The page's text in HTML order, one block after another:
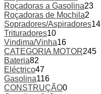
Roçadoras a Gasolina23
Roçadoras de Mochila2
Sopradores/Aspiradores14
Trituradores10
Vindima/Vinha16
CATEGORIA MOTOR245
Bateria82
Eléctrico47
Gasolina116
CONSTRUÇÃO0